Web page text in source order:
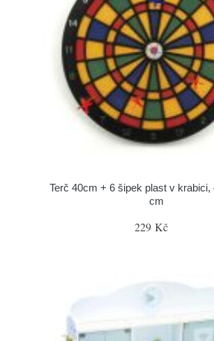
Terč 40cm + 6 šipek plast v krabici,
cm
229 Kč